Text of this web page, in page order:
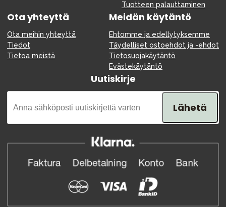
Tuotteen palauttaminen
Ota yhteyttä
Ota meihin yhteyttä
Tiedot
Tietoa meistä
Meidän käytäntö
Ehtomme ja edellytyksemme
Täydelliset ostoehdot ja -ehdot
Tietosuojakäytäntö
Evästekäytäntö
Uutiskirje
Lähetä